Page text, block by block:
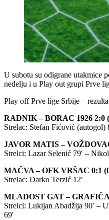
U subotu su odigrane utakmice
nedelju i u Play out grupi Prve
Play off Prve lige Srbije –
RADNIK – BORAC 1926 2:0
Strelac: Stefan Fićović (autogol)
JAVOR MATIS –
Strelci: Lazar Selenić 79′ –
MAČVA – OFK VRŠAC 0:1
Strelac: Darko Terzić 12′
MLADOST GAT –
Strelci: Lukijan Abadžija 90′ –
69′